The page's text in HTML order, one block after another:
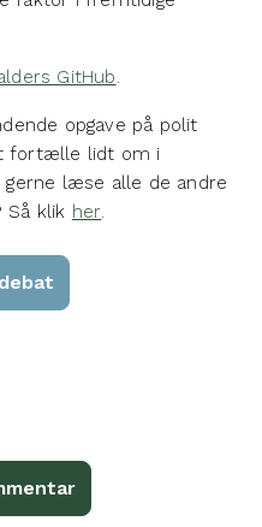
GitHub.
opgave på polit
fortælle lidt om i
gerne læse alle de andre
Så klik her.